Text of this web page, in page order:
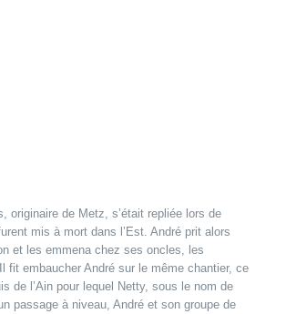
originaire de Metz, s’était repliée lors de
mis à mort dans l’Est. André prit alors
et les emmena chez ses oncles, les
embaucher André sur le même chantier, ce
de l’Ain pour lequel Netty, sous le nom de
passage à niveau, André et son groupe de